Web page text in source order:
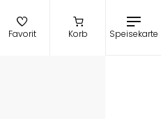
Favorit Korb Speisekarte